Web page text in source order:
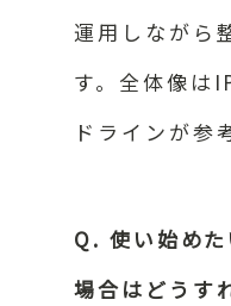
運用しながら
す。全体像は
ドラインが参
Q. 使い始め
場合はどうす